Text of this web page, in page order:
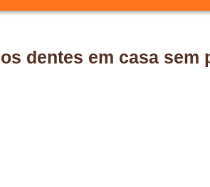
dentes em casa sem